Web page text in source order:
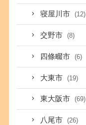
寝屋川市 (12)
交野市 (8)
四條畷市 (6)
大東市 (19)
東大阪市 (69)
八尾市 (26)